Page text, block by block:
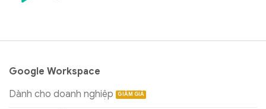
Google Workspace
Dành cho doanh nghiệp